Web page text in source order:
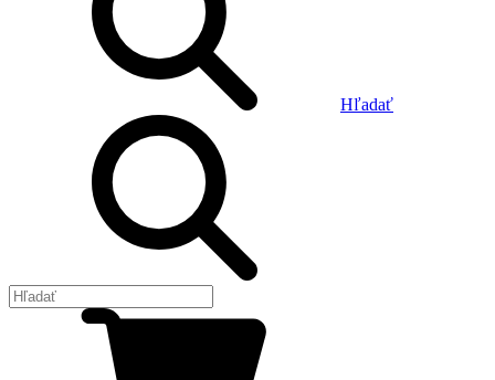
Hľadať